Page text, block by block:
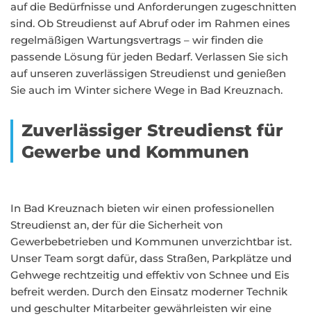
auf die Bedürfnisse und Anforderungen zugeschnitten
sind. Ob Streudienst auf Abruf oder im Rahmen eines
regelmäßigen Wartungsvertrags – wir finden die
passende Lösung für jeden Bedarf. Verlassen Sie sich
auf unseren zuverlässigen Streudienst und genießen
Sie auch im Winter sichere Wege in Bad Kreuznach.
Zuverlässiger Streudienst für
Gewerbe und Kommunen
In Bad Kreuznach bieten wir einen professionellen
Streudienst an, der für die Sicherheit von
Gewerbebetrieben und Kommunen unverzichtbar ist.
Unser Team sorgt dafür, dass Straßen, Parkplätze und
Gehwege rechtzeitig und effektiv von Schnee und Eis
befreit werden. Durch den Einsatz moderner Technik
und geschulter Mitarbeiter gewährleisten wir eine